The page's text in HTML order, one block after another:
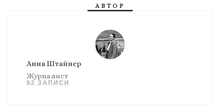
АВТОР
Анна Штайнер
Журналист
92 ЗАПИСИ